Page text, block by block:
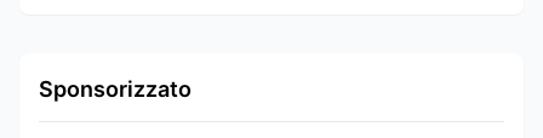
Sponsorizzato